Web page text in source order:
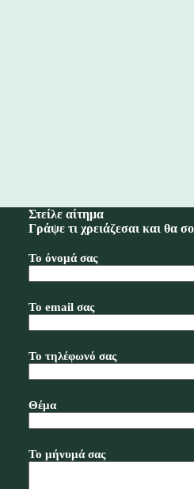
Στείλε αίτημα
Γράψε τι χρειάζεσαι και θα
Το όνομά σας
Το email σας
Το τηλέφωνό σας
Θέμα
Το μήνυμά σας